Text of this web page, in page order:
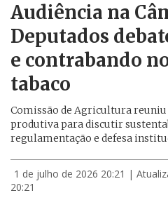
Audiência na
Deputados
e contrabando
tabaco
Comissão de Agricultura
produtiva para discutir
regulamentação e defesa
1 de julho de 2026 20:21 |
20:21